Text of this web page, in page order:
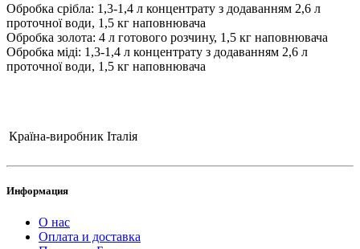
Обробка срібла: 1,3-1,4 л концентрату з додаванням 2,6 л
проточної води, 1,5 кг наповнювача
Обробка золота: 4 л готового розчину, 1,5 кг наповнювача
Обробка міді: 1,3-1,4 л концентрату з додаванням 2,6 л
проточної води, 1,5 кг наповнювача
Країна-виробник Італія
Информация
О нас
Оплата и доставка